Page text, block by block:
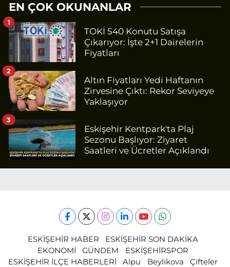
EN ÇOK OKUNANLAR
TOKİ 540 Konutu Satışa
Çıkarıyor: İşte 2+1 Dairelerin
Fiyatları
1
Altın Fiyatları Yedi Haftanın
Zirvesine Çıktı: Rekor Seviyeye
Yaklaşıyor
2
Eskişehir Kentpark'ta Plaj
Sezonu Başlıyor: Ziyaret
Saatleri ve Ücretler Açıklandı
3
ESKİŞEHİR HABER
ESKİŞEHİR SON DAKİKA
EKONOMİ
GÜNDEM
ESKİŞEHİRSPOR
ESKİŞEHİR İLÇE HABERLERİ
Alpu Beylikova
Çifteler